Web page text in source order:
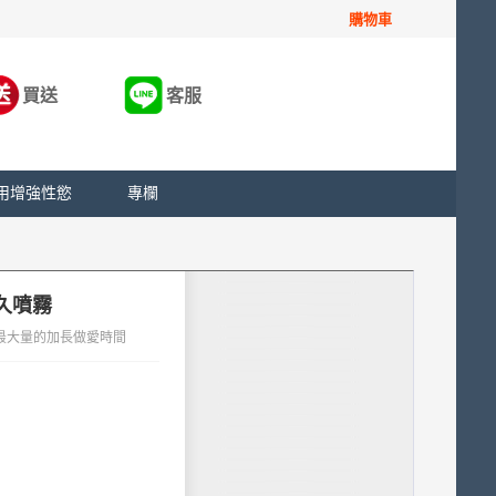
購物車
買送 客服
增強性慾 專欄
噴霧
量的加長做愛時間